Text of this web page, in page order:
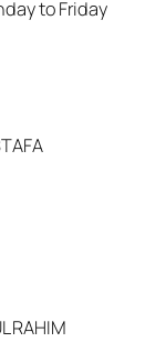
to Friday
RAHIM